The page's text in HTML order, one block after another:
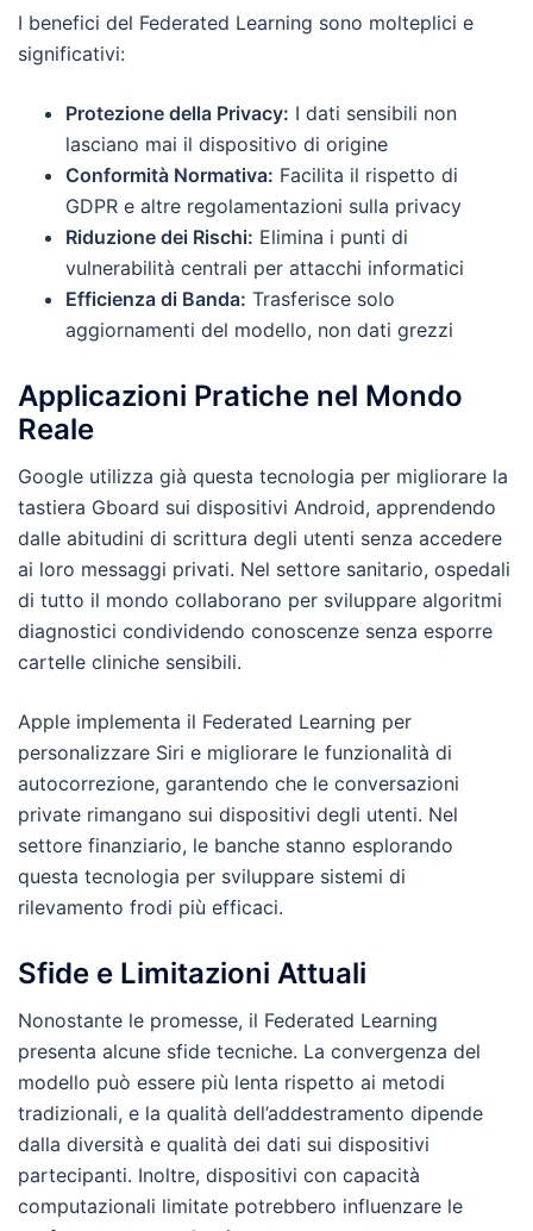
I benefici del Federated Learning sono molteplici e
significativi:
Protezione della Privacy: I dati sensibili non
lasciano mai il dispositivo di origine
Conformità Normativa: Facilita il rispetto di
GDPR e altre regolamentazioni sulla privacy
Riduzione dei Rischi: Elimina i punti di
vulnerabilità centrali per attacchi informatici
Efficienza di Banda: Trasferisce solo
aggiornamenti del modello, non dati grezzi
Applicazioni Pratiche nel Mondo
Reale
Google utilizza già questa tecnologia per migliorare la
tastiera Gboard sui dispositivi Android, apprendendo
dalle abitudini di scrittura degli utenti senza accedere
ai loro messaggi privati. Nel settore sanitario, ospedali
di tutto il mondo collaborano per sviluppare algoritmi
diagnostici condividendo conoscenze senza esporre
cartelle cliniche sensibili.
Apple implementa il Federated Learning per
personalizzare Siri e migliorare le funzionalità di
autocorrezione, garantendo che le conversazioni
private rimangano sui dispositivi degli utenti. Nel
settore finanziario, le banche stanno esplorando
questa tecnologia per sviluppare sistemi di
rilevamento frodi più efficaci.
Sfide e Limitazioni Attuali
Nonostante le promesse, il Federated Learning
presenta alcune sfide tecniche. La convergenza del
modello può essere più lenta rispetto ai metodi
tradizionali, e la qualità dell’addestramento dipende
dalla diversità e qualità dei dati sui dispositivi
partecipanti. Inoltre, dispositivi con capacità
computazionali limitate potrebbero influenzare le